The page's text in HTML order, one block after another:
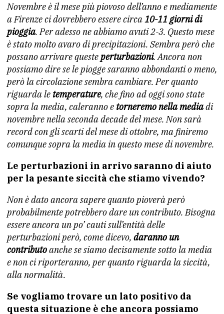
Novembre è il mese più piovoso dell’anno e mediamente
a Firenze ci dovrebbero essere circa 10-11 giorni di
pioggia. Per adesso ne abbiamo avuti 2-3. Questo mese
è stato molto avaro di precipitazioni. Sembra però che
possano arrivare queste perturbazioni. Ancora non
possiamo dire se le piogge saranno abbondanti o meno,
però la circolazione sembra cambiare. Per quanto
riguarda le temperature, che fino ad oggi sono state
sopra la media, caleranno e torneremo nella mediadi
novembre nella seconda decade del mese. Non sarà
record con gli scarti del mese di ottobre, ma finiremo
comunque sopra la media in questo mese di novembre.
Le perturbazioni in arrivo saranno di aiuto
per la pesante siccità che stiamo vivendo?
Non è dato ancora sapere quanto pioverà però
probabilmente potrebbero dare un contributo. Bisogna
essere ancora un po’ cauti sull’entità delle
perturbazioni però, come dicevo, daranno un
contributoanche se siamo decisamente sotto la media
e non ci riporteranno, per quanto riguarda la siccità,
alla normalità.
Se vogliamo trovare un lato positivo da
questa situazione è che ancora possiamo